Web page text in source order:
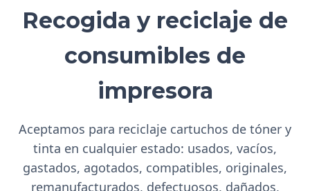
Recogida y reciclaje de
consumibles de
impresora
Aceptamos para reciclaje cartuchos de tóner y
tinta en cualquier estado: usados, vacíos,
gastados, agotados, compatibles, originales,
remanufacturados, defectuosos, dañados,